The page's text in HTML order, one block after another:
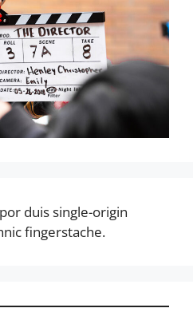
duis single-origin
fingerstache.